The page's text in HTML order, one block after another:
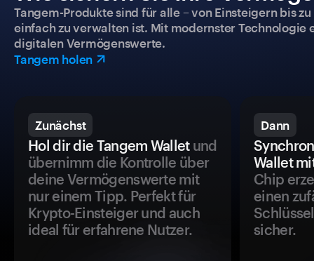
Tangem-Produkte sind für alle – von Einsteigern bis
einfach zu verwalten ist. Mit modernster
digitalen Vermögenswerte.
Tangem holen
Zunächst
Hol dir die Tangem Walletund
übernimm die Kontrolle über
deine Vermögenswerte mit
nur einem Tipp. Perfekt für
Krypto-Einsteiger und auch
ideal für erfahrene Nutzer.
Dann
Wallet
Chip
einen
sicher.